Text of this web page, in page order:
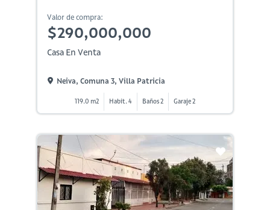
Valor de compra:
$290,000,000
Casa En Venta
Neiva, Comuna 3, Villa Patricia
119.0 m2 Habit. 4 Baños 2 Garaje 2